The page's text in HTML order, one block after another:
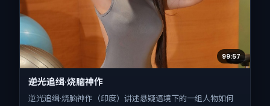
99:57
逆光追缉·烧脑神作
逆光追缉·烧脑神作（印度）讲述悬疑语境下的一组人物如何